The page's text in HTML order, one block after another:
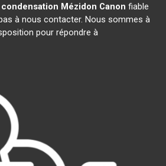
Mézidon Canon fiable
à nous contacter. Nous sommes à
pour répondre à